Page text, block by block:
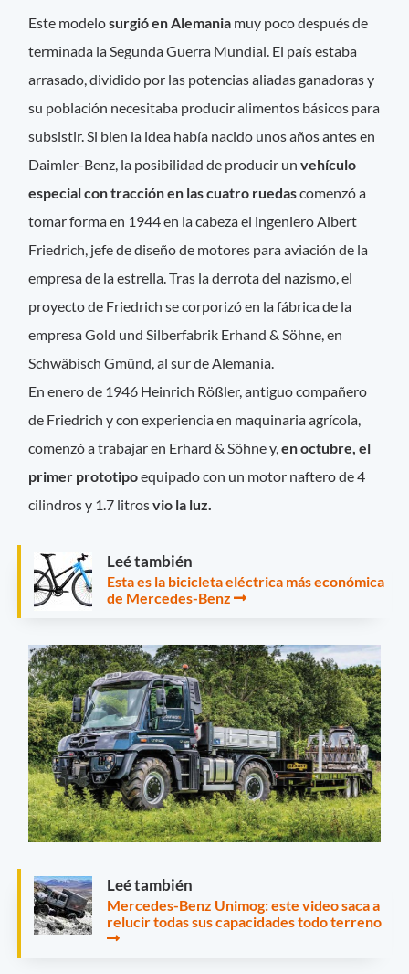
Este modelosurgió en Alemania muy poco después de
terminada la Segunda Guerra Mundial. El país estaba
arrasado, dividido por las potencias aliadas ganadoras y
su población necesitaba producir alimentos básicos para
subsistir. Si bien la idea había nacido unos años antes en
Daimler-Benz, la posibilidad de producir unvehículo
especial con tracción en las cuatro ruedascomenzó a
tomar forma en 1944 en la cabeza el ingeniero Albert
Friedrich, jefe de diseño de motores para aviación de la
empresa de la estrella. Tras la derrota del nazismo, el
proyecto de Friedrich se corporizó en la fábrica de la
empresa Gold und Silberfabrik Erhand & Söhne, en
Schwäbisch Gmünd, al sur de Alemania.
En enero de 1946 Heinrich Rößler, antiguo compañero
de Friedrich y con experiencia en maquinaria agrícola,
comenzó a trabajar en Erhard & Söhne y,en octubre, el
primer prototipoequipado con un motor naftero de 4
cilindros y 1.7 litrosvio la luz.
Leé también
Esta es la bicicleta eléctrica más económica
de Mercedes-Benz
Leé también
Mercedes-Benz Unimog: este video saca a
relucir todas sus capacidades todo terreno